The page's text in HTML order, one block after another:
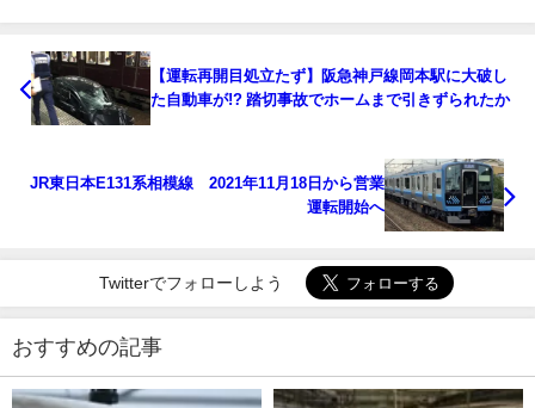
【運転再開目処立たず】阪急神戸線岡本駅に大破し
た自動車が!? 踏切事故でホームまで引きずられたか
JR東日本E131系相模線 2021年11月18日から営業
運転開始へ
Twitterでフォローしよう
おすすめの記事